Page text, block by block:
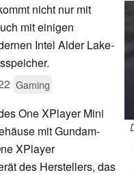
nicht nur mit
mit einigen
Intel Alder Lake-
Gaming
One XPlayer Mini
mit Gundam-
XPlayer
des Herstellers, das